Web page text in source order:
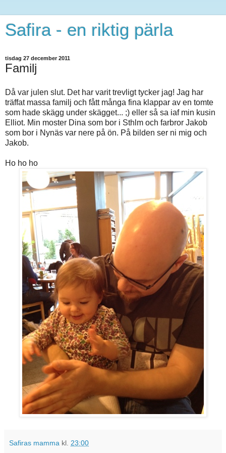
Safira - en riktig pärla
tisdag 27 december 2011
Familj
Då var julen slut. Det har varit trevligt tycker jag! Jag har
träffat massa familj och fått många fina klappar av en tomte
som hade skägg under skägget... ;) eller så sa iaf min kusin
Elliot. Min moster Dina som bor i Sthlm och farbror Jakob
som bor i Nynäs var nere på ön. På bilden ser ni mig och
Jakob.
Ho ho ho
Safiras mamma kl. 23:00